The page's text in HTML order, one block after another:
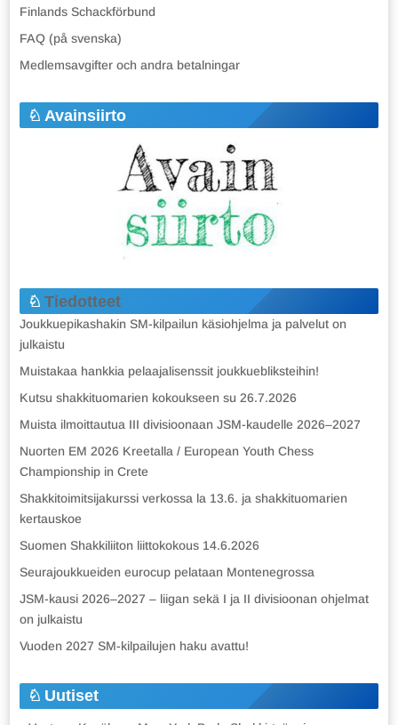
Finlands Schackförbund
FAQ (på svenska)
Medlemsavgifter och andra betalningar
Avainsiirto
Tiedotteet
Joukkuepikashakin SM-kilpailun käsiohjelma ja palvelut on
julkaistu
Muistakaa hankkia pelaajalisenssit joukkuebliksteihin!
Kutsu shakkituomarien kokoukseen su 26.7.2026
Muista ilmoittautua III divisioonaan JSM-kaudelle 2026–2027
Nuorten EM 2026 Kreetalla / European Youth Chess
Championship in Crete
Shakkitoimitsijakurssi verkossa la 13.6. ja shakkituomarien
kertauskoe
Suomen Shakkiliiton liittokokous 14.6.2026
Seurajoukkueiden eurocup pelataan Montenegrossa
JSM-kausi 2026–2027 – liigan sekä I ja II divisioonan ohjelmat
on julkaistu
Vuoden 2027 SM-kilpailujen haku avattu!
Uutiset